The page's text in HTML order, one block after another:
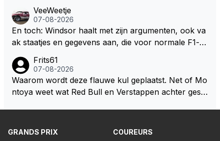
aar voordragen uit eigen geest. Kan mij voorstellen d
at je het leuk vindt sprookjes te luisteren maar heb jij
jezelf dan ook wel eens afgevraagd of de dappere b
ze wolff gesneden heeft?
VeeWeetje
07-08-2026
En toch: Windsor haalt met zijn argumenten, ook va
ak staatjes en gegevens aan, die voor normale F1-fa
okies made of your own dough" 🤣
Frits61
07-08-2026
Waarom wordt deze flauwe kul geplaatst. Net of Mo
ntoya weet wat Red Bull en Verstappen achter geslo
GRANDS PRIX
COUREURS